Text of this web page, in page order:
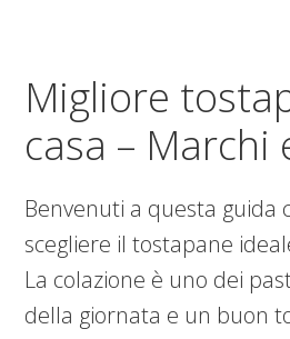
Migliore
casa – Marchi
Benvenuti a questa guida
scegliere il tostapane
La colazione è uno dei
della giornata e un buon